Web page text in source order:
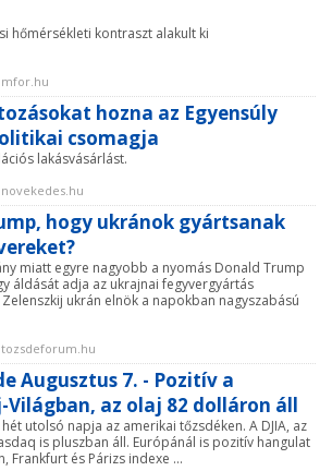
hőmérsékleti kontraszt alakult ki
mfor.hu
hozna az Egyensúly
csomagja
lakásvásárlást.
novekedes.hu
hogy ukránok gyártsanak
miatt egyre nagyobb a nyomás Donald Trump
áldását adja az ukrajnai fegyvergyártás
ukrán elnök a napokban nagyszabású
tozsdeforum.hu
Augusztus 7. - Pozitív a
Világban, az olaj 82 dolláron áll
utolsó napja az amerikai tőzsdéken. A DJIA, az
is pluszban áll. Európánál is pozitív hangulat
Frankfurt és Párizs indexe ...